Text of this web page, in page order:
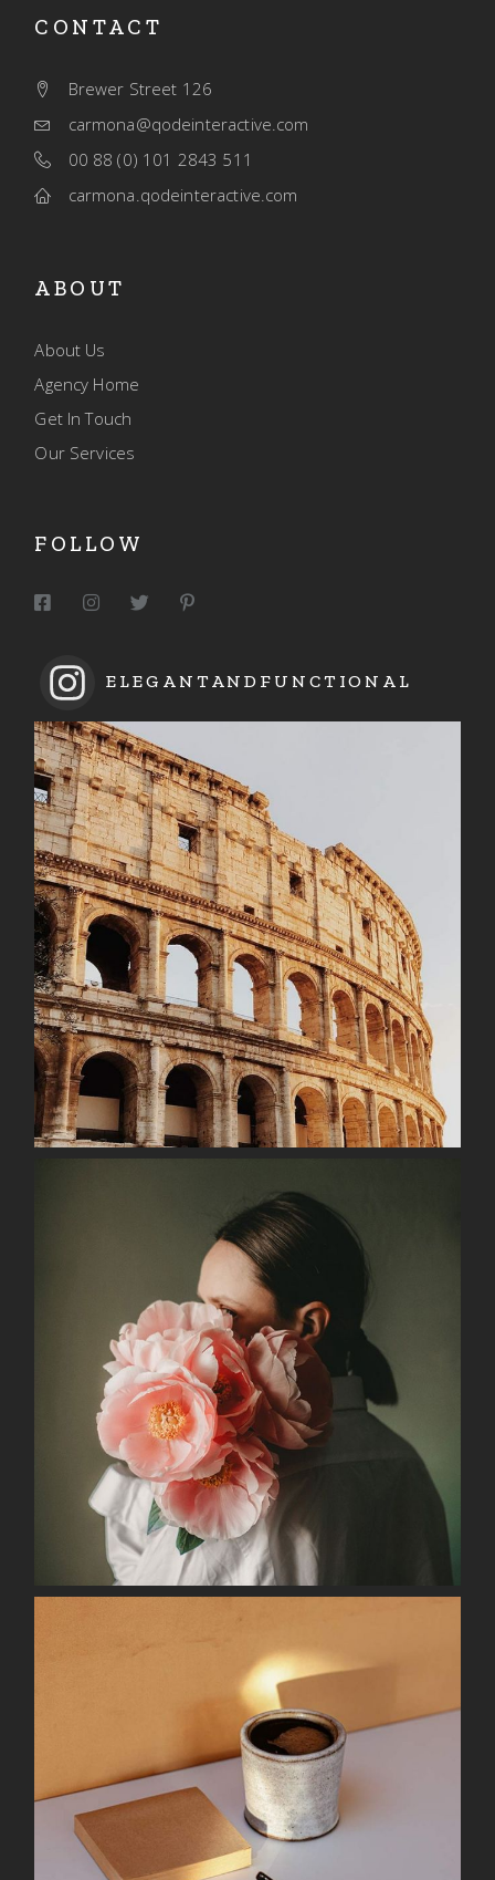
CONTACT
Brewer Street 126
carmona@qodeinteractive.com
00 88 (0) 101 2843 511
carmona.qodeinteractive.com
ABOUT
About Us
Agency Home
Get In Touch
Our Services
FOLLOW
ELEGANTANDFUNCTIONAL